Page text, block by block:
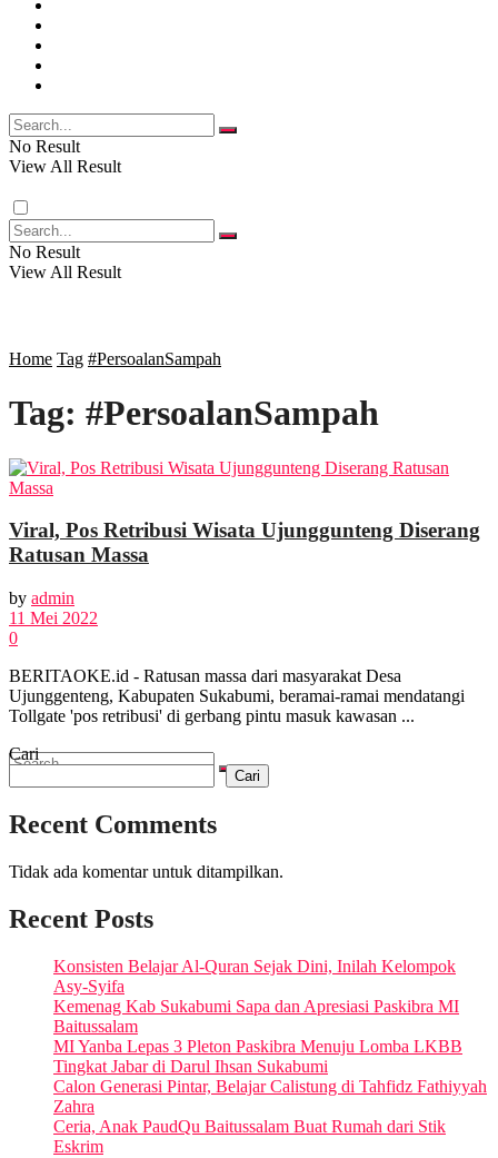
PENDIDIKAN
SOSOK
POLITIK
EKBIS
OPINI
FOTO
VIDEO
No Result
No Result
View All Result
No Result
View All Result
Home Tag #PersoalanSampah
Tag: #PersoalanSampah
Viral, Pos Retribusi Wisata Ujunggunteng Diserang
Ratusan Massa
by admin
11 Mei 2022
0
BERITAOKE.id - Ratusan massa dari masyarakat Desa
Ujunggenteng, Kabupaten Sukabumi, beramai-ramai mendatangi
Tollgate 'pos retribusi' di gerbang pintu masuk kawasan ...
Cari
Cari
Recent Comments
Tidak ada komentar untuk ditampilkan.
Recent Posts
Konsisten Belajar Al-Quran Sejak Dini, Inilah Kelompok
Asy-Syifa
Kemenag Kab Sukabumi Sapa dan Apresiasi Paskibra MI
Baitussalam
MI Yanba Lepas 3 Pleton Paskibra Menuju Lomba LKBB
Tingkat Jabar di Darul Ihsan Sukabumi
Calon Generasi Pintar, Belajar Calistung di Tahfidz Fathiyyah
Zahra
Ceria, Anak PaudQu Baitussalam Buat Rumah dari Stik
Eskrim